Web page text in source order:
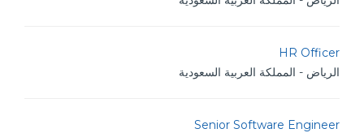
HR Officer
الرياض - المملكة العربية السعودية
Senior Software Engineer